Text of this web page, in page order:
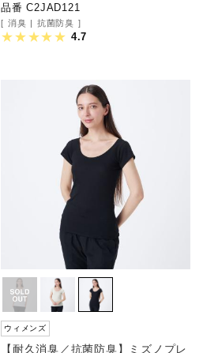
品番 C2JAD121
消臭 抗菌防臭
4.7
ウィメンズ
【耐久消臭／抗菌防臭】ミズノプレ